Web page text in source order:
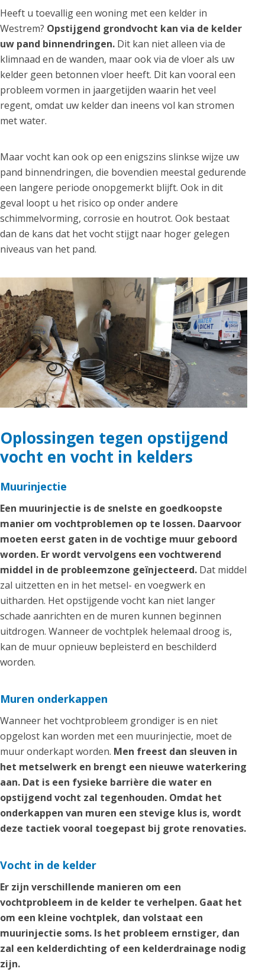
Heeft u toevallig een woning met een kelder in
Westrem? Opstijgend grondvocht kan via de kelder
uw pand binnendringen. Dit kan niet alleen via de
klimnaad en de wanden, maar ook via de vloer als uw
kelder geen betonnen vloer heeft. Dit kan vooral een
probleem vormen in jaargetijden waarin het veel
regent, omdat uw kelder dan ineens vol kan stromen
met water.
Maar vocht kan ook op een enigszins slinkse wijze uw
pand binnendringen, die bovendien meestal gedurende
een langere periode onopgemerkt blijft. Ook in dit
geval loopt u het risico op onder andere
schimmelvorming, corrosie en houtrot. Ook bestaat
dan de kans dat het vocht stijgt naar hoger gelegen
niveaus van het pand.
Oplossingen tegen opstijgend
vocht en vocht in kelders
Muurinjectie
Een muurinjectie is de snelste en goedkoopste
manier om vochtproblemen op te lossen. Daarvoor
moeten eerst gaten in de vochtige muur geboord
worden. Er wordt vervolgens een vochtwerend
middel in de probleemzone geïnjecteerd. Dat middel
zal uitzetten en in het metsel- en voegwerk en
uitharden. Het opstijgende vocht kan niet langer
schade aanrichten en de muren kunnen beginnen
uitdrogen. Wanneer de vochtplek helemaal droog is,
kan de muur opnieuw bepleisterd en beschilderd
worden.
Muren onderkappen
Wanneer het vochtprobleem grondiger is en niet
opgelost kan worden met een muurinjectie, moet de
muur onderkapt worden. Men freest dan sleuven in
het metselwerk en brengt een nieuwe waterkering
aan. Dat is een fysieke barrière die water en
opstijgend vocht zal tegenhouden. Omdat het
onderkappen van muren een stevige klus is, wordt
deze tactiek vooral toegepast bij grote renovaties.
Vocht in de kelder
Er zijn verschillende manieren om een
vochtprobleem in de kelder te verhelpen. Gaat het
om een kleine vochtplek, dan volstaat een
muurinjectie soms. Is het probleem ernstiger, dan
zal een kelderdichting of een kelderdrainage nodig
zijn.